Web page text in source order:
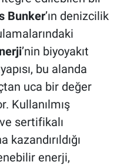
Bunker’ın denizcilik
’nin biyoyakıt
bu alanda
uca bir değer
Kullanılmış
sertifikalı
enerji,